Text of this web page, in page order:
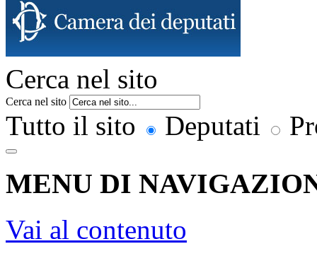
Cerca nel sito
Cerca nel sito
Tutto il sito Deputati
MENU DI
Vai al contenuto